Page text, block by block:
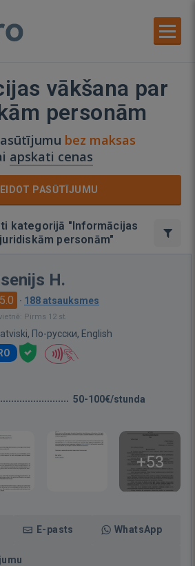
vākšana par
personām
bez maksas
apskati cenas
PASŪTĪJUMU
kategorijā "Informācijas
personām"
H.
5.0 · 188 atsauksmes
Pirms 12 st.
По-русски, English
50-100€/stunda
+53
E-pasts WhatsApp